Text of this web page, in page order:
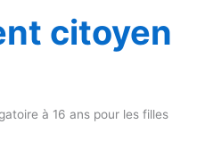
citoyen
à 16 ans pour les filles